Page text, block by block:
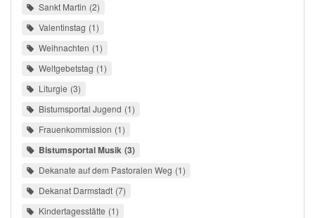
Sankt Martin 2
Valentinstag 1
Weihnachten 1
Weltgebetstag 1
Liturgie 3
Bistumsportal Jugend 1
Frauenkommission 1
Bistumsportal Musik 3
Dekanate auf dem Pastoralen Weg 1
Dekanat Darmstadt 7
Kindertagesstätte 1